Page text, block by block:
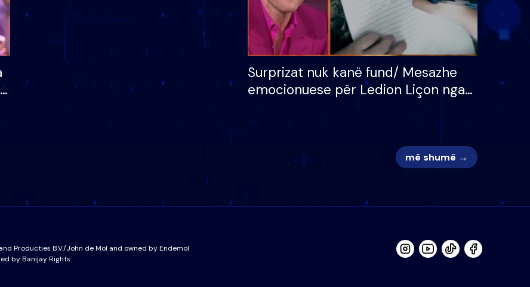
Surprizat nuk kanë fund/ Mesazhe
emocionuese për Ledion Liçon nga
nuk i mban dot lotët: Nuk meritoj…
më shumë →
Producties B.V./John de Mol and owned by Endemol
by Banijay Rights.